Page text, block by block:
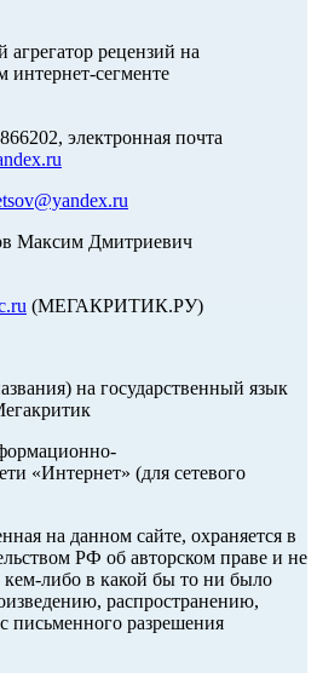
рецензий на
сегменте
электронная почта
Максим Дмитриевич
(МЕГАКРИТИК.РУ)
на государственный язык
«Интернет» (для сетевого
на данном сайте, охраняется в
РФ об авторском праве и не
либо в какой бы то ни было
распространению,
письменного разрешения